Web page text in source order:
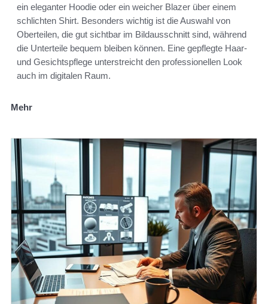
ein eleganter Hoodie oder ein weicher Blazer über einem
schlichten Shirt. Besonders wichtig ist die Auswahl von
Oberteilen, die gut sichtbar im Bildausschnitt sind, während
die Unterteile bequem bleiben können. Eine gepflegte Haar-
und Gesichtspflege unterstreicht den professionellen Look
auch im digitalen Raum.
Mehr